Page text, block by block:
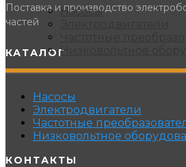
Насосы
Низковольтное
Поставка и производство
частей
КАТАЛОГ
Насосы
Электродвигатели
Частотные
Низковольтное
КОНТАКТЫ